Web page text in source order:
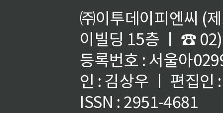
㈜이투데이피엔씨 (
이빌딩 15층 ㅣ ☎
등록번호 : 서울아
인 : 김상우 ㅣ 편집인
ISSN : 2951-4681